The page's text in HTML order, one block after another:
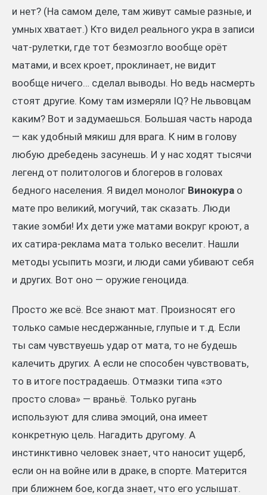
и нет? (На самом деле, там живут самые разные, и
умных хватает.) Кто видел реального укра в записи
чат-рулетки, где тот безмозгло вообще орёт
матами, и всех кроет, проклинает, не видит
вообще ничего… сделал выводы. Но ведь насмерть
стоят другие. Кому там измеряли IQ? Не львовцам
каким? Вот и задумаешься. Большая часть народа
— как удобный мякиш для врага. К ним в голову
любую дребедень засунешь. И у нас ходят тысячи
легенд от политологов и блогеров в головах
бедного населения. Я видел монолог Винокура о
мате про великий, могучий, так сказать. Люди
такие зомби! Их дети уже матами вокруг кроют, а
их сатира-реклама мата только веселит. Нашли
методы усыпить мозги, и люди сами убивают себя
и других. Вот оно — оружие геноцида.
Просто же всё. Все знают мат. Произносят его
только самые несдержанные, глупые и т.д. Если
ты сам чувствуешь удар от мата, то не будешь
калечить других. А если не способен чувствовать,
то в итоге пострадаешь. Отмазки типа «это
просто слова» — враньё. Только ругань
используют для слива эмоций, она имеет
конкретную цель. Нагадить другому. А
инстинктивно человек знает, что наносит ущерб,
если он на войне или в драке, в спорте. Матерится
при ближнем бое, когда знает, что его услышат.